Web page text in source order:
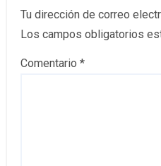
Tu dirección de correo
Los campos obligatorios
Comentario *